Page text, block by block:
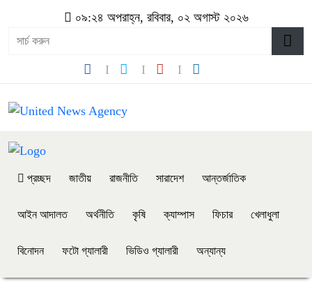
০৯:২৪ অপরাহ্ন, রবিবার, ০২ অগাস্ট ২০২৬
প্রচ্ছদ জাতীয় রাজনীতি সারাদেশ আন্তর্জাতিক
আইন আদালত অর্থনীতি কৃষি ক্যাম্পাস ফিচার খেলাধুলা
বিনোদন ফটো গ্যালারী ভিডিও গ্যালারী অন্যান্য